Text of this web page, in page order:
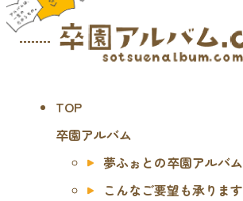
TOP
卒園アルバム
夢ふぉとの卒園アルバム
こんなご要望も承ります